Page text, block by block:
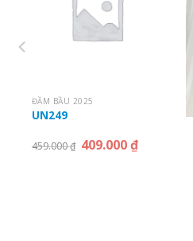
ĐẦM BẦU 2025
UN249
459.000₫ 409.000₫